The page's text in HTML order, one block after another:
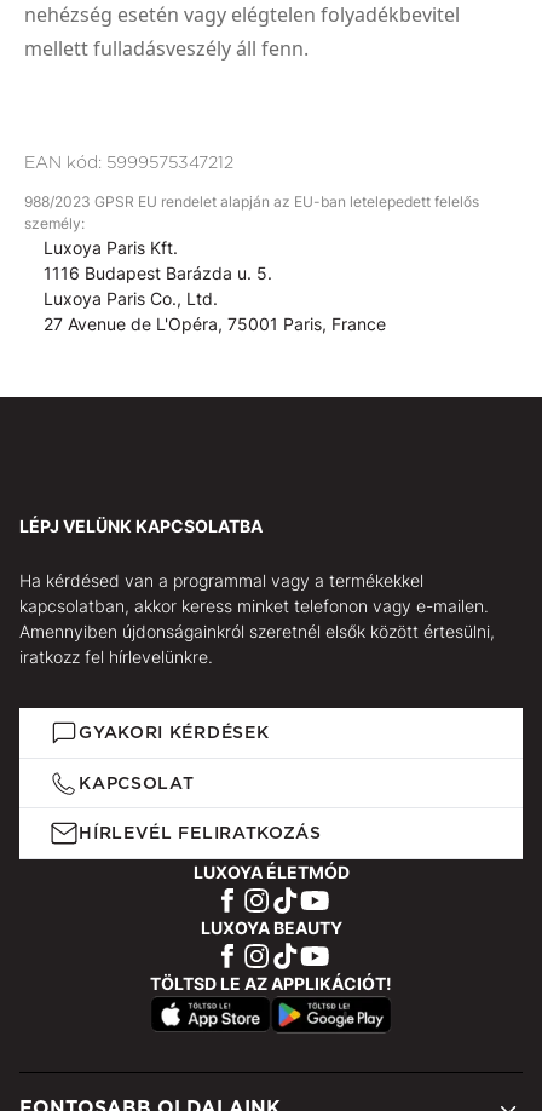
nehézség esetén vagy elégtelen folyadékbevitel
mellett fulladásveszély áll fenn.
EAN kód: 5999575347212
988/2023 GPSR EU rendelet alapján az EU-ban letelepedett felelős
személy:
Luxoya Paris Kft.
1116 Budapest Barázda u. 5.
Luxoya Paris Co., Ltd.
27 Avenue de L'Opéra, 75001 Paris, France
LÉPJ VELÜNK KAPCSOLATBA
Ha kérdésed van a programmal vagy a termékekkel
kapcsolatban, akkor keress minket telefonon vagy e-mailen.
Amennyiben újdonságainkról szeretnél elsők között értesülni,
iratkozz fel hírlevelünkre.
GYAKORI KÉRDÉSEK
KAPCSOLAT
HÍRLEVÉL FELIRATKOZÁS
LUXOYA ÉLETMÓD
LUXOYA BEAUTY
TÖLTSD LE AZ APPLIKÁCIÓT!